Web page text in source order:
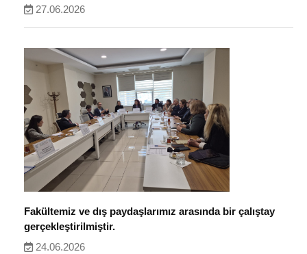
27.06.2026
Fakültemiz ve dış paydaşlarımız arasında bir çalıştay
gerçekleştirilmiştir.
24.06.2026